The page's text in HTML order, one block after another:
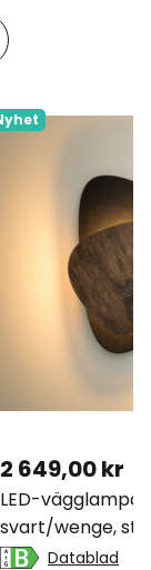
2 649,00 kr
LED-vägglampa
svart/wenge,
Datablad